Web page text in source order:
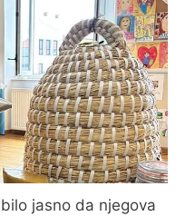
jasno da njegova